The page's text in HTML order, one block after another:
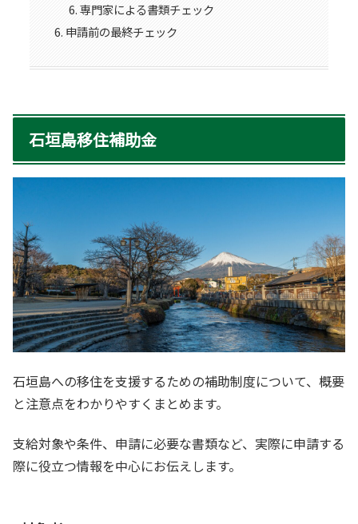
専門家による書類チェック
申請前の最終チェック
石垣島移住補助金
石垣島への移住を支援するための補助制度について、概要
と注意点をわかりやすくまとめます。
支給対象や条件、申請に必要な書類など、実際に申請する
際に役立つ情報を中心にお伝えします。